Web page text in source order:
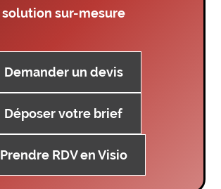
solution sur-mesure
Demander un devis
Déposer votre brief
Prendre RDV en Visio